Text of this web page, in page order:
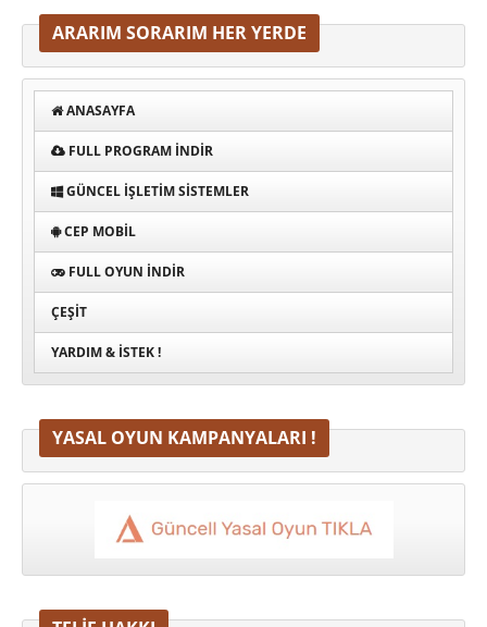
ARARIM SORARIM HER YERDE
ANASAYFA
FULL PROGRAM INDIR
GÜNCEL İŞLETIM SISTEMLER
CEP MOBIL
FULL OYUN İNDIR
ÇEŞIT
YARDIM & İSTEK !
YASAL OYUN KAMPANYALARI !